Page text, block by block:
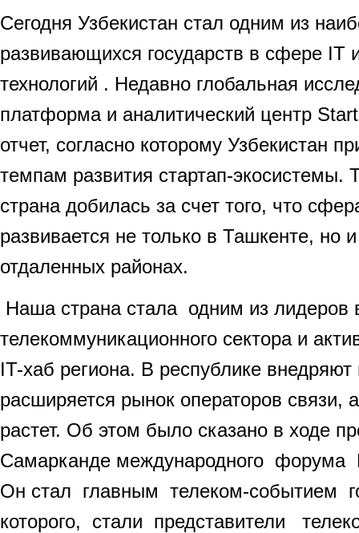
Сегодня Узбекистан стал одним из
развивающихся государств в сфере IT
технологий . Недавно глобальная
платформа и аналитический центр
отчет, согласно которому Узбекистан
темпам развития стартап-экосистемы.
страна добилась за счет того, что
развивается не только в Ташкенте, но
отдаленных районах.
Наша страна стала одним из лидеров
телекоммуникационного сектора и
IT-хаб региона. В республике
расширяется рынок операторов связи,
растет. Об этом было сказано в ходе
Самарканде международного форума
Он стал главным телеком-событием
которого, стали представители